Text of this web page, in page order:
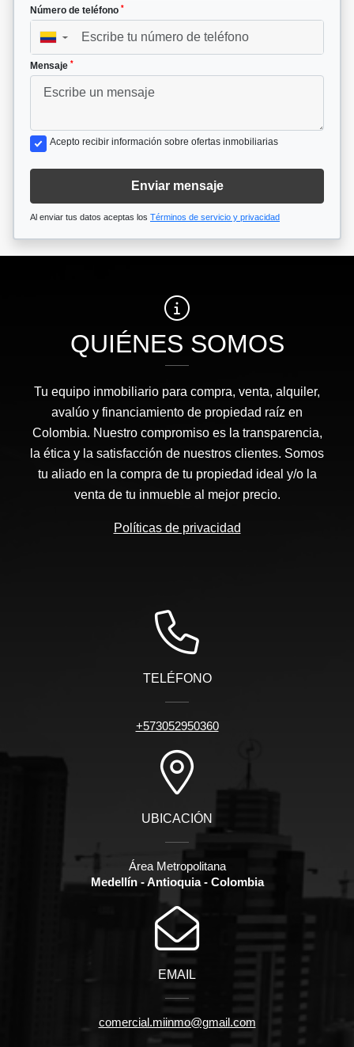
Número de teléfono *
▼
Mensaje *
Acepto recibir información sobre ofertas inmobiliarias
Enviar mensaje
Al enviar tus datos aceptas los Términos de servicio y privacidad
QUIÉNES SOMOS
Tu equipo inmobiliario para compra, venta, alquiler,
avalúo y financiamiento de propiedad raíz en
Colombia. Nuestro compromiso es la transparencia,
la ética y la satisfacción de nuestros clientes. Somos
tu aliado en la compra de tu propiedad ideal y/o la
venta de tu inmueble al mejor precio.
Políticas de privacidad
TELÉFONO
+573052950360
UBICACIÓN
Área Metropolitana
Medellín - Antioquia - Colombia
EMAIL
comercial.miinmo@gmail.com